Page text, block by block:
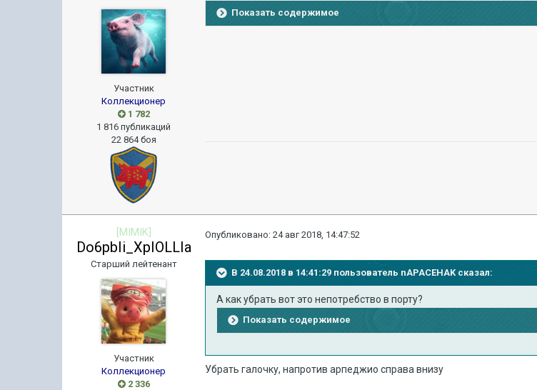
Участник
Коллекционер
1 782
1 816 публикаций
22 864 боя
Показать содержимое
[MIMIK]
Do6pbIi_XpIOLLIa
Старший лейтенант
Участник
Коллекционер
2 336
Опубликовано:24 авг 2018, 14:47:52
В 24.08.2018 в 14:41:29 пользователь nAPACEHAK сказал:
А как убрать вот это непотребство в порту?
Показать содержимое
Убрать галочку, напротив арпеджио справа внизу